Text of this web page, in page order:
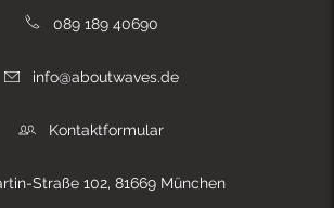
089 189 40690
info@aboutwaves.de
Kontaktformular
Straße 102, 81669 München